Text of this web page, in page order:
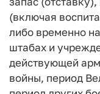
(включая
либо временно
штабах и
действующей
войны, период